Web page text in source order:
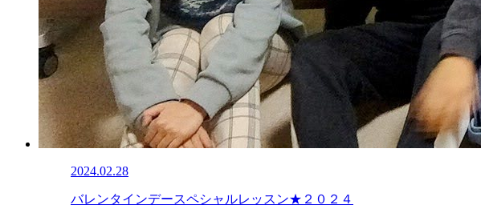
2024.02.28
バレンタインデースペシャルレッスン★２０２４